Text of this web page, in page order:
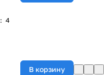
: 4
В корзину